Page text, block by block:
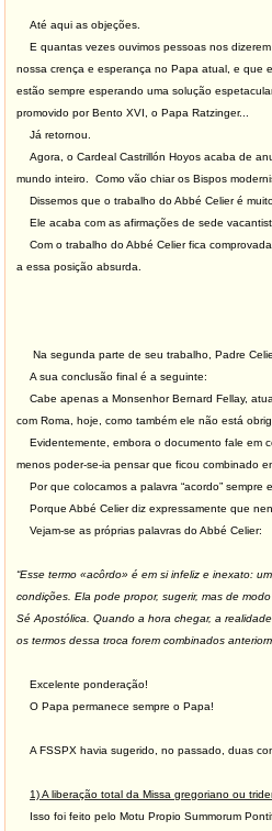
Até aqui as objeções.
E quantas vezes ouvimos pessoas nos
nossa crença e esperança no Papa atual, e que
estão sempre esperando uma solução
promovido por Bento XVI, o Papa Ratzinger...
Já retornou.
Agora, o Cardeal Castrillón Hoyos acaba de
mundo inteiro. Como vão chiar os Bispos
Dissemos que o trabalho do Abbé Celier é
Ele acaba com as afirmações de sede
Com o trabalho do Abbé Celier fica
a essa posição absurda.
Na segunda parte de seu trabalho, Padre
A sua conclusão final é a seguinte:
Cabe apenas a Monsenhor Bernard Fellay,
com Roma, hoje, como também ele não está
Evidentemente, embora o documento fale em
menos poder-se-ia pensar que ficou combinado
Por que colocamos a palavra “acordo” sempre
Porque Abbé Celier diz expressamente que
Vejam-se as próprias palavras do Abbé Celier:
“Esse termo «acôrdo» é em si infeliz e inexato:
condições. Ela pode propor, sugerir, mas de
Sé Apostólica. Quando a hora chegar, a
os termos dessa troca forem combinados
Excelente ponderação!
O Papa permanece sempre o Papa!
A FSSPX havia sugerido, no passado, duas
1) A liberação total da Missa gregoriano ou
Isso foi feito pelo Motu Propio Summorum